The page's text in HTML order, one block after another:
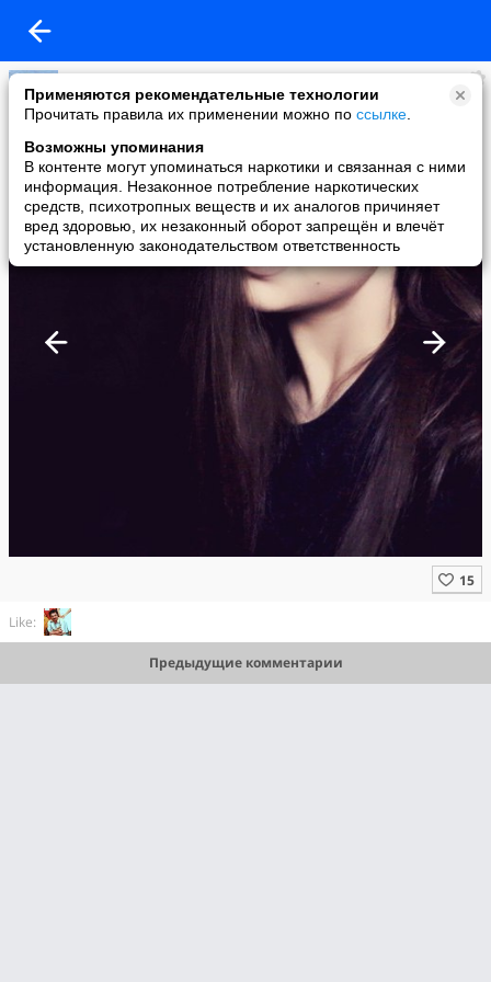
Применяются рекомендательные технологии
Прочитать правила их применении можно по ссылке
Возможны упоминания
В контенте могут упоминаться наркотики и связанная с ними
информация. Незаконное потребление наркотических
средств, психотропных веществ и их аналогов причиняет
вред здоровью, их незаконный оборот запрещён и влечёт
установленную законодательством ответственность
Новости Казани
added a photo
21 Nov в 16:44
Like:
Предыдущие комментарии